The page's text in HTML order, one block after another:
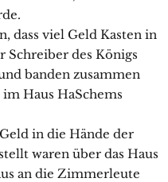
dass viel Geld Kasten in
Schreiber des Königs
banden zusammen
Haus HaSchems
in die Hände der
waren über das Haus
an die Zimmerleute